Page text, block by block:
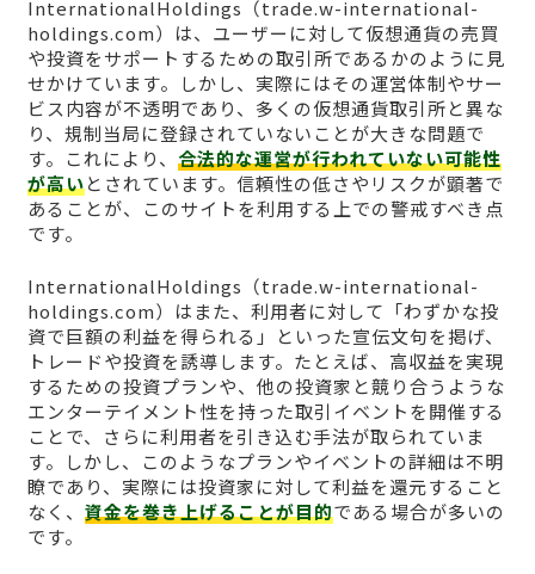
InternationalHoldings（trade.w-international-
holdings.com）は、ユーザーに対して仮想通貨の売買
や投資をサポートするための取引所であるかのように見
せかけています。しかし、実際にはその運営体制やサー
ビス内容が不透明であり、多くの仮想通貨取引所と異な
り、規制当局に登録されていないことが大きな問題で
す。これにより、 合法的な運営が行われていない可能性
が高いとされています。信頼性の低さやリスクが顕著で
あることが、このサイトを利用する上での警戒すべき点
です。
InternationalHoldings（trade.w-international-
holdings.com）はまた、利用者に対して「わずかな投
資で巨額の利益を得られる」といった宣伝文句を掲げ、
トレードや投資を誘導します。たとえば、高収益を実現
するための投資プランや、他の投資家と競り合うような
エンターテイメント性を持った取引イベントを開催する
ことで、さらに利用者を引き込む手法が取られていま
す。しかし、このようなプランやイベントの詳細は不明
瞭であり、実際には投資家に対して利益を還元すること
なく、 資金を巻き上げることが目的である場合が多いの
です。